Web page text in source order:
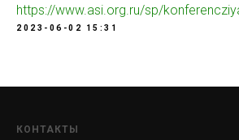
https://www.asi.org.ru/sp/
2023-06-02 15:31
КОНТАКТЫ